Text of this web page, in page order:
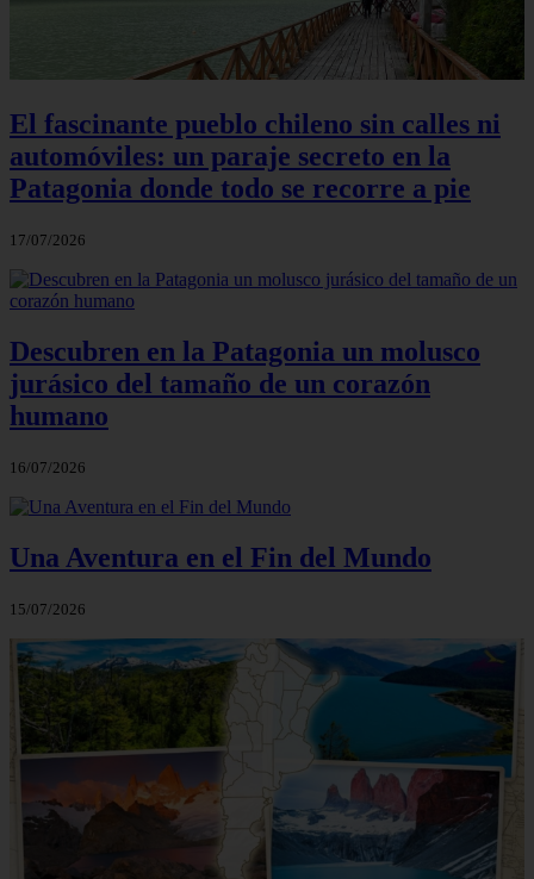
El fascinante pueblo chileno sin calles ni
automóviles: un paraje secreto en la
Patagonia donde todo se recorre a pie
17/07/2026
Descubren en la Patagonia un molusco
jurásico del tamaño de un corazón
humano
16/07/2026
Una Aventura en el Fin del Mundo
15/07/2026